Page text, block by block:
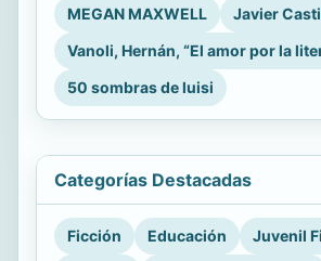
MEGAN MAXWELL
Javier
Vanoli, Hernán, “El amor por la
50 sombras de luisi
Categorías Destacadas
Ficción Educación
Juvenil